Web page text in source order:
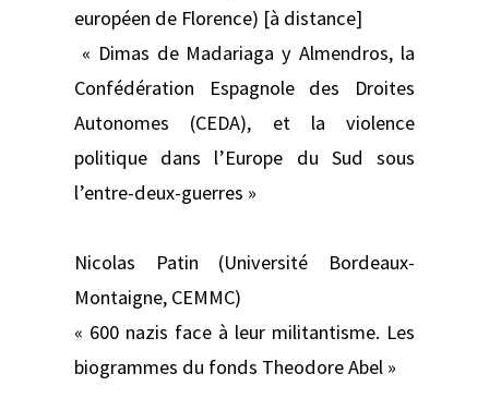
européen de Florence) [à distance]
« Dimas de Madariaga y Almendros, la
Confédération Espagnole des Droites
Autonomes (CEDA), et la violence
politique dans l’Europe du Sud sous
l’entre-deux-guerres »
Nicolas Patin (Université Bordeaux-
Montaigne, CEMMC)
« 600 nazis face à leur militantisme. Les
biogrammes du fonds Theodore Abel »